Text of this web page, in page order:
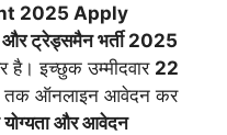
2025 Apply
ट्रेड्समैन भर्ती 2025
इच्छुक उम्मीदवार 22
तक ऑनलाइन आवेदन कर
योग्यता और आवेदन